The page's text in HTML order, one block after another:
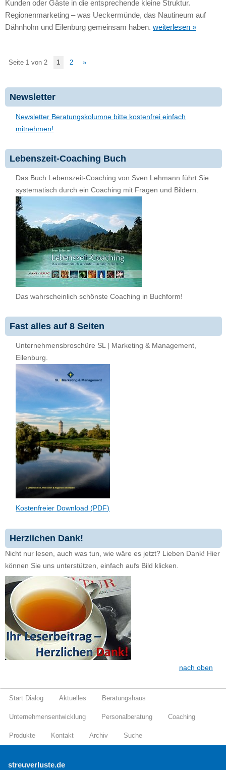
Kunden oder Gäste in die entsprechende kleine Struktur.
Regionenmarketing – was Ueckermünde, das Nautineum auf
Dähnholm und Eilenburg gemeinsam haben. weiterlesen »
Seite 1 von 2 1 2 »
Newsletter
Newsletter Beratungskolumne bitte kostenfrei einfach
mitnehmen!
Lebenszeit-Coaching Buch
Das Buch Lebenszeit-Coaching von Sven Lehmann führt Sie
systematisch durch ein Coaching mit Fragen und Bildern.
Das wahrscheinlich schönste Coaching in Buchform!
Fast alles auf 8 Seiten
Unternehmensbroschüre SL | Marketing & Management,
Eilenburg.
Kostenfreier Download (PDF)
Herzlichen Dank!
Nicht nur lesen, auch was tun, wie wäre es jetzt? Lieben Dank! Hier
können Sie uns unterstützen, einfach aufs Bild klicken.
nach oben
Start Dialog Aktuelles Beratungshaus
Unternehmensentwicklung Personalberatung Coaching
Produkte Kontakt Archiv Suche
streuverluste.de